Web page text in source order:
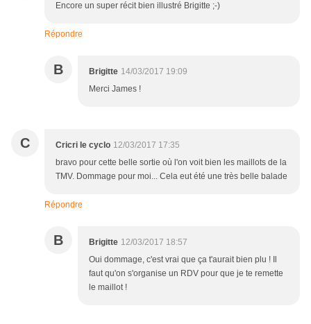
Encore un super récit bien illustré Brigitte ;-)
Répondre
B Brigitte 14/03/2017 19:09
Merci James !
C Cricri le cyclo 12/03/2017 17:35
bravo pour cette belle sortie où l'on voit bien les maillots de la
TMV. Dommage pour moi... Cela eut été une très belle balade
Répondre
B Brigitte 12/03/2017 18:57
Oui dommage, c'est vrai que ça t'aurait bien plu ! Il
faut qu'on s'organise un RDV pour que je te remette
le maillot !